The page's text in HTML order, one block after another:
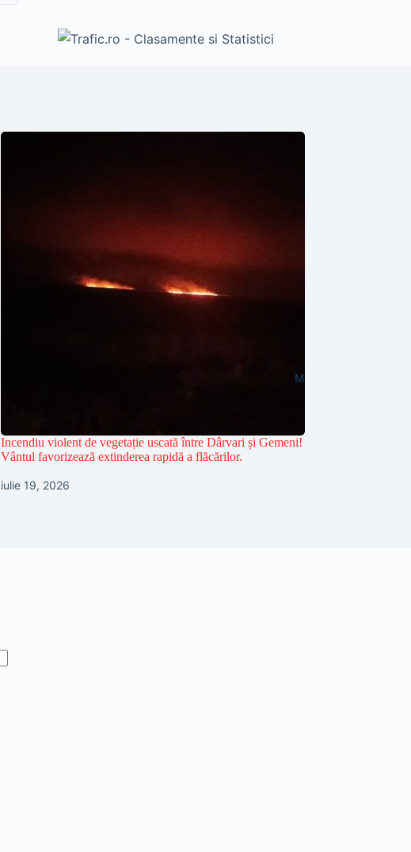
Incendiu violent de vegetație uscată între Dârvari și Gemeni!
Vântul favorizează extinderea rapidă a flăcărilor.
iulie 19, 2026